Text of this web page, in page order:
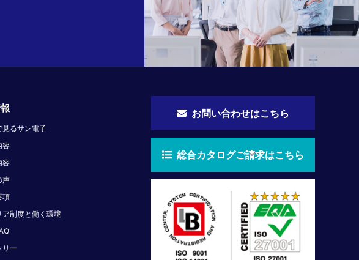
見るサン電子
容
容
声
項
ア制度と働く環境
リー
お問い合わせはこちら
総合カタログご請求はこちら